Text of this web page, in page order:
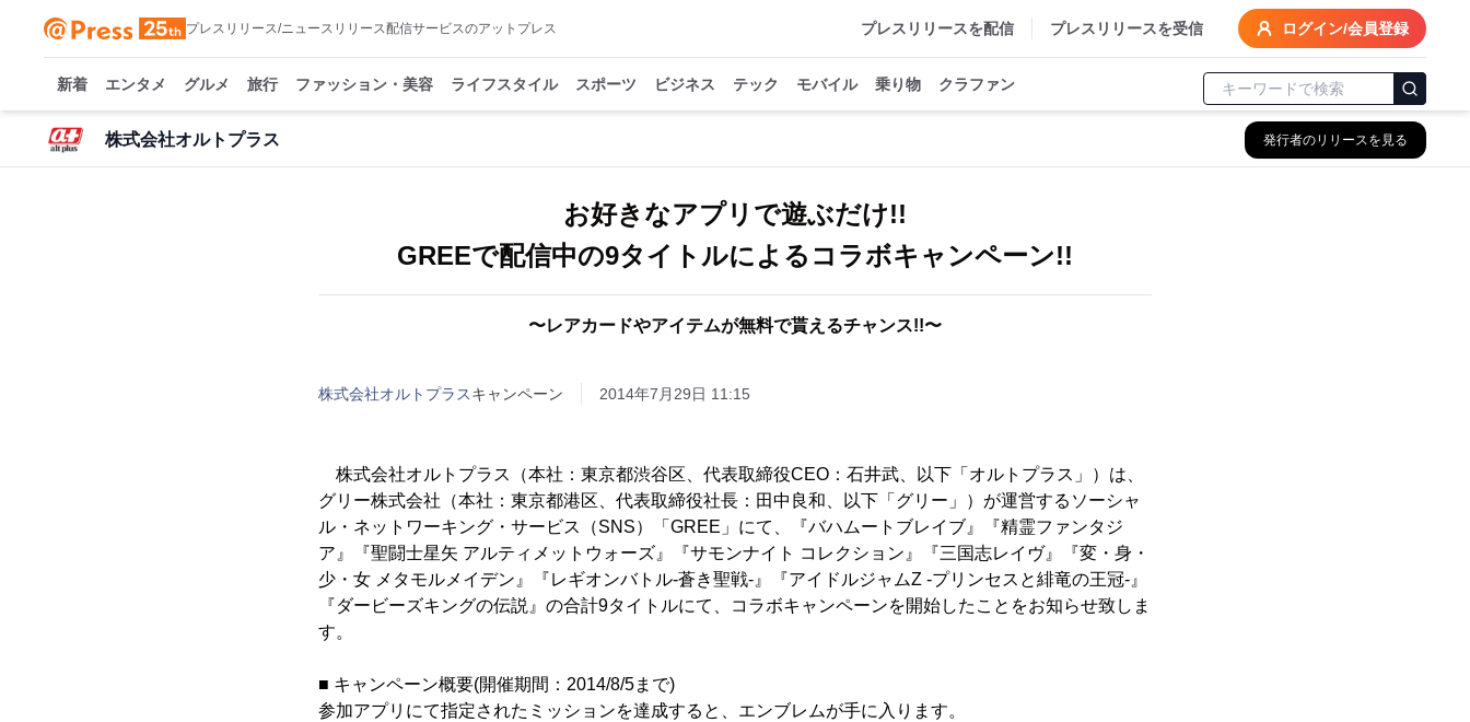
プレスリリース/ニュースリリース配信サービスのアットプレス プレスリリースを配信 プレスリリースを受信 ログイン/会員登録
新着 エンタメ グルメ 旅行 ファッション・美容 ライフスタイル スポーツ ビジネス テック モバイル 乗り物 クラファン
株式会社オルトプラス 発行者のリリースを見る
お好きなアプリで遊ぶだけ!!
GREEで配信中の9タイトルによるコラボキャンペーン!!
〜レアカードやアイテムが無料で貰えるチャンス!!〜
株式会社オルトプラスキャンペーン 2014年7月29日 11:15
株式会社オルトプラス（本社：東京都渋谷区、代表取締役CEO：石井武、以下「オルトプラス」）は、
グリー株式会社（本社：東京都港区、代表取締役社長：田中良和、以下「グリー」）が運営するソーシャ
ル・ネットワーキング・サービス（SNS）「GREE」にて、『バハムートブレイブ』『精霊ファンタジ
ア』『聖闘士星矢 アルティメットウォーズ』『サモンナイト コレクション』『三国志レイヴ』『変・身・
少・女 メタモルメイデン』『レギオンバトル-蒼き聖戦-』『アイドルジャムZ -プリンセスと緋竜の王冠-』
『ダービーズキングの伝説』の合計9タイトルにて、コラボキャンペーンを開始したことをお知らせ致しま
す。
■ キャンペーン概要(開催期間：2014/8/5まで)
参加アプリにて指定されたミッションを達成すると、エンブレムが手に入ります。